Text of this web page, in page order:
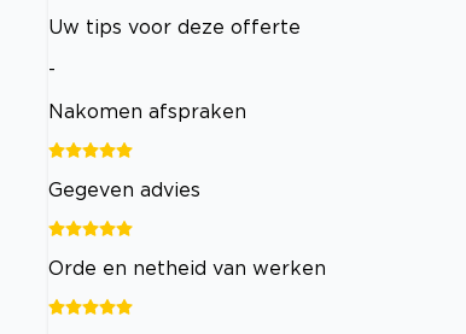
Uw tips voor deze offerte
-
Nakomen afspraken
Gegeven advies
Orde en netheid van werken